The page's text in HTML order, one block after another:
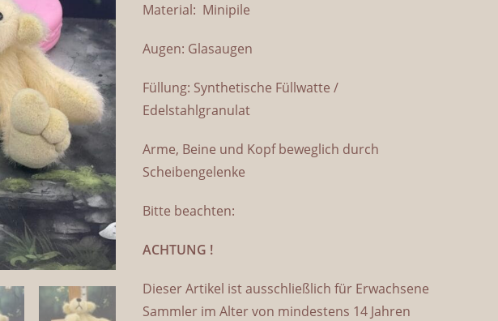
Material: Minipile
Augen: Glasaugen
Füllung: Synthetische Füllwatte /
Edelstahlgranulat
Arme, Beine und Kopf beweglich durch
Scheibengelenke
Bitte beachten:
ACHTUNG !
Dieser Artikel ist ausschließlich für Erwachsene
Sammler im Alter von mindestens 14 Jahren